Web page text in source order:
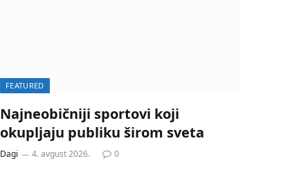
FEATURED
Najneobičniji sportovi koji
okupljaju publiku širom sveta
Dagi 4. avgust 2026. 0